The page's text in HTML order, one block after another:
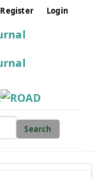
Register Login
Search